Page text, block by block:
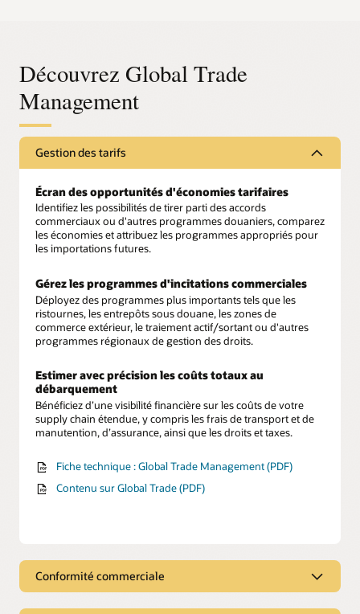
Découvrez Global Trade
Management
Gestion des tarifs
Écran des opportunités d'économies tarifaires
Identifiez les possibilités de tirer parti des accords
commerciaux ou d'autres programmes douaniers, comparez
les économies et attribuez les programmes appropriés pour
les importations futures.
Gérez les programmes d'incitations commerciales
Déployez des programmes plus importants tels que les
ristournes, les entrepôts sous douane, les zones de
commerce extérieur, le traiement actif/sortant ou d'autres
programmes régionaux de gestion des droits.
Estimer avec précision les coûts totaux au
débarquement
Bénéficiez d’une visibilité financière sur les coûts de votre
supply chain étendue, y compris les frais de transport et de
manutention, d’assurance, ainsi que les droits et taxes.
Fiche technique : Global Trade Management (PDF)
Contenu sur Global Trade (PDF)
Conformité commerciale